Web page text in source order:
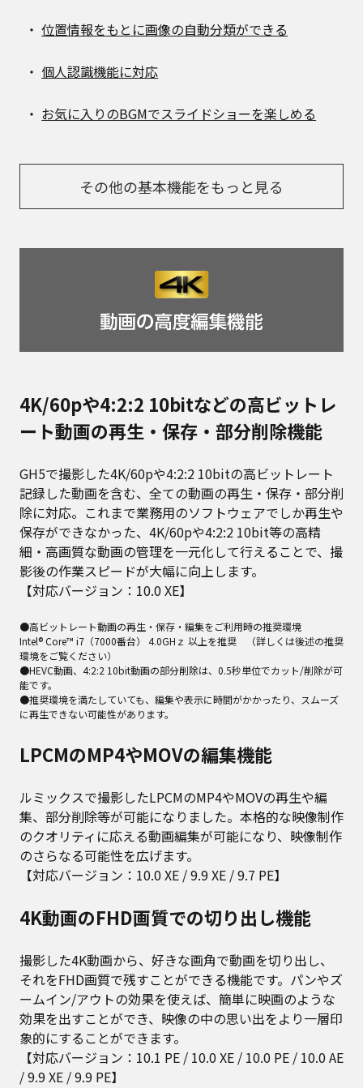
位置情報をもとに画像の自動分類ができる
個人認識機能に対応
お気に入りのBGMでスライドショーを楽しめる
その他の基本機能をもっと見る
4K/60pや4:2:2 10bitなどの高ビットレ
ート動画の再生・保存・部分削除機能
GH5で撮影した4K/60pや4:2:2 10bitの高ビットレート
記録した動画を含む、全ての動画の再生・保存・部分削
除に対応。これまで業務用のソフトウェアでしか再生や
保存ができなかった、4K/60pや4:2:2 10bit等の高精
細・高画質な動画の管理を一元化して行えることで、撮
影後の作業スピードが大幅に向上します。
【対応バージョン：10.0 XE】
●高ビットレート動画の再生・保存・編集をご利用時の推奨環境
Intel® Core™ i7（7000番台） 4.0GHｚ 以上を推奨 （詳しくは後述の推奨
環境をご覧ください）
●HEVC動画、4:2:2 10bit動画の部分削除は、0.5秒単位でカット/削除が可
能です。
●推奨環境を満たしていても、編集や表示に時間がかかったり、スムーズ
に再生できない可能性があります。
LPCMのMP4やMOVの編集機能
ルミックスで撮影したLPCMのMP4やMOVの再生や編
集、部分削除等が可能になりました。本格的な映像制作
のクオリティに応える動画編集が可能になり、映像制作
のさらなる可能性を広げます。
【対応バージョン：10.0 XE / 9.9 XE / 9.7 PE】
4K動画のFHD画質での切り出し機能
撮影した4K動画から、好きな画角で動画を切り出し、
それをFHD画質で残すことができる機能です。パンやズ
ームイン/アウトの効果を使えば、簡単に映画のような
効果を出すことができ、映像の中の思い出をより一層印
象的にすることができます。
【対応バージョン：10.1 PE / 10.0 XE / 10.0 PE / 10.0 AE
/ 9.9 XE / 9.9 PE】